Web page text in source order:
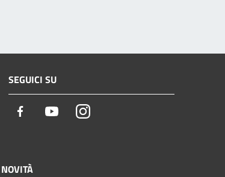
SEGUICI SU
Facebook YoutubeInstagram
NOVITÀ